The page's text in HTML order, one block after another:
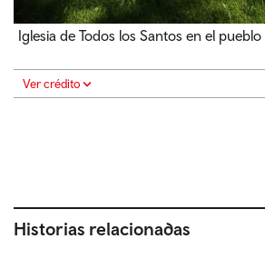
Iglesia de Todos los Santos en el
Ver crédito
Historias relacionadas